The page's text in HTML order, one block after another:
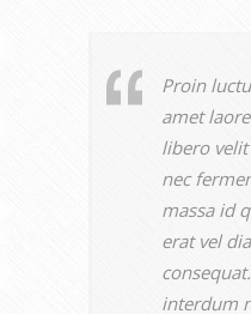
Proin
amet
libero
nec
massa id
erat vel
interdum